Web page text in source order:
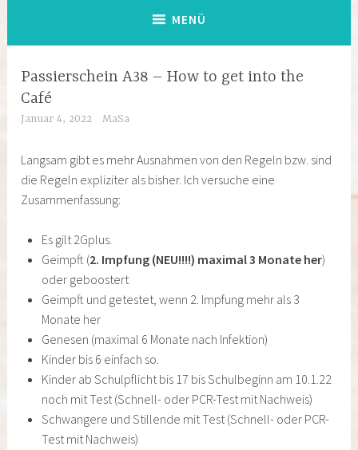
MENÜ
Passierschein A38 – How to get into the
Café
Januar 4, 2022 MaSa
Langsam gibt es mehr Ausnahmen von den Regeln bzw. sind
die Regeln expliziter als bisher. Ich versuche eine
Zusammenfassung:
Es gilt 2Gplus.
Geimpft (2. Impfung (NEU!!!!) maximal 3 Monate her)
oder geboostert
Geimpft und getestet, wenn 2. Impfung mehr als 3
Monate her
Genesen (maximal 6 Monate nach Infektion)
Kinder bis 6 einfach so.
Kinder ab Schulpflicht bis 17 bis Schulbeginn am 10.1.22
noch mit Test (Schnell- oder PCR-Test mit Nachweis)
Schwangere und Stillende mit Test (Schnell- oder PCR-
Test mit Nachweis)